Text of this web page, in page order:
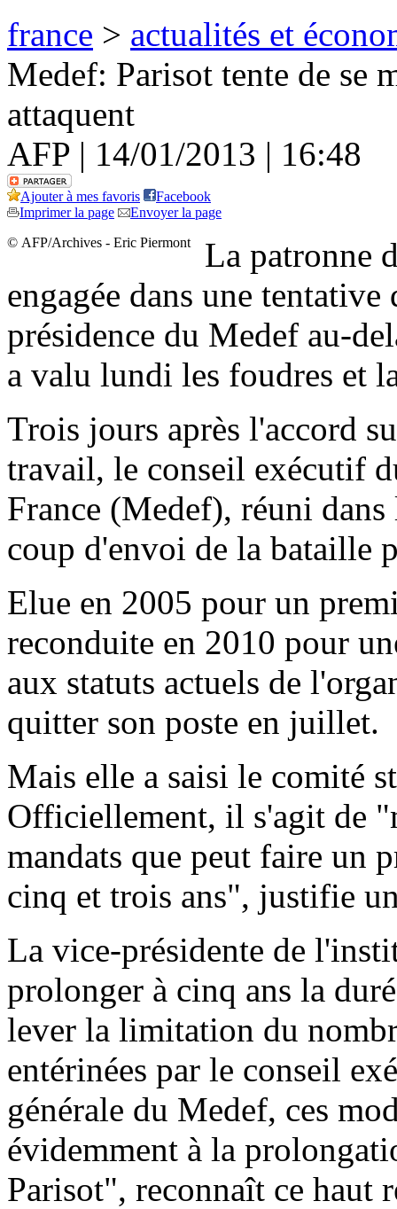
france > actualités et
Medef: Parisot tente de se
attaquent
AFP | 14/01/2013 | 16:48
Ajouter à mes favoris
Facebook
Imprimer la page
Envoyer la page
© AFP/Archives - Eric Piermont
La patronne
engagée dans une
présidence du Medef au-
a valu lundi les foudres et
Trois jours après l'accord
travail, le conseil exécutif
France (Medef), réuni
coup d'envoi de la bataille
Elue en 2005 pour un
reconduite en 2010 pour
aux statuts actuels de
quitter son poste en juillet.
Mais elle a saisi le comité
Officiellement, il s'agit de
mandats que peut faire un
cinq et trois ans", justifie
La vice-présidente de
prolonger à cinq ans la
lever la limitation du
entérinées par le conseil
générale du Medef, ces
évidemment à la
Parisot", reconnaît ce haut